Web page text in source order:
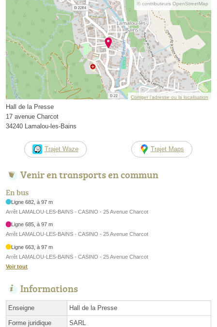
© contributeurs OpenStreetMap
Corriger l’adresse ou la localisation
Hall de la Presse
17 avenue Charcot
34240 Lamalou-les-Bains
Trajet Waze Trajet Maps
Venir en transports en commun
En bus
Ligne 682, à 97 m
Arrêt LAMALOU-LES-BAINS - CASINO - 25 Avenue Charcot
Ligne 685, à 97 m
Arrêt LAMALOU-LES-BAINS - CASINO - 25 Avenue Charcot
Ligne 663, à 97 m
Arrêt LAMALOU-LES-BAINS - CASINO - 25 Avenue Charcot
Voir tout
Informations
Enseigne Hall de la Presse
Forme juridique SARL